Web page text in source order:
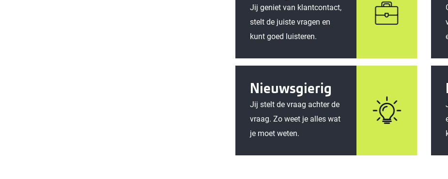
Jij geniet van klantcontact,
stelt de juiste vragen en
kunt goed luisteren.
Nieuwsgierig
Jij stelt de vraag achter de
vraag. Zo weet je alles wat
je moet weten.